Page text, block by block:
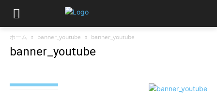
ホーム banner_youtube banner_youtube
banner_youtube